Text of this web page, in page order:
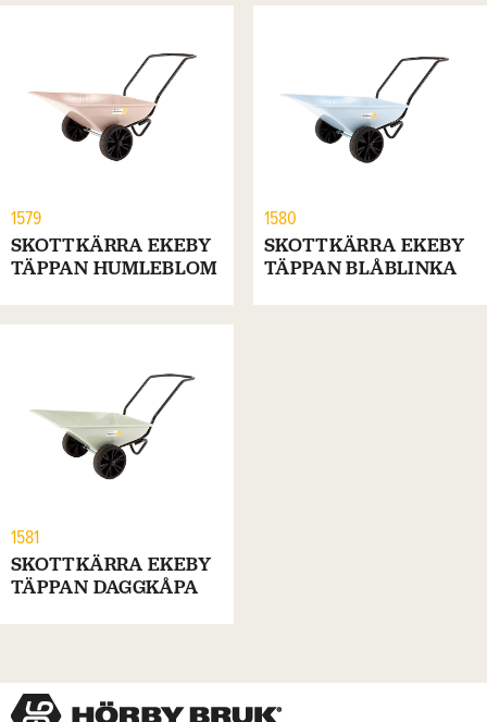
1579
SKOTTKÄRRA EKEBY
TÄPPAN HUMLEBLOM
1580
SKOTTKÄRRA EKEBY
TÄPPAN BLÅBLINKA
1581
SKOTTKÄRRA EKEBY
TÄPPAN DAGGKÅPA